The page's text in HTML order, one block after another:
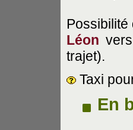
Léon
trajet).
Taxi
En